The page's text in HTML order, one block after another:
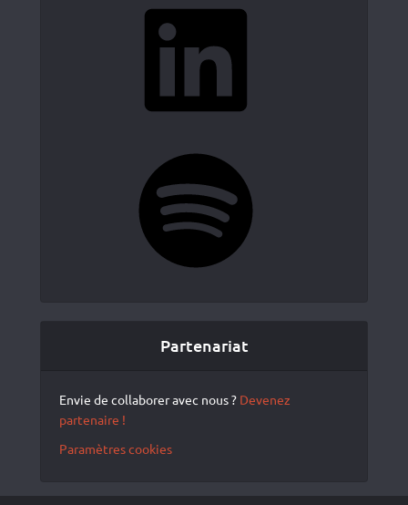
Partenariat
Envie de collaborer avec nous ? Devenez
partenaire !
Paramètres cookies